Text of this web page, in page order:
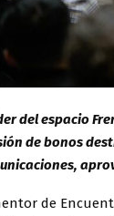
del espacio
de bonos
de